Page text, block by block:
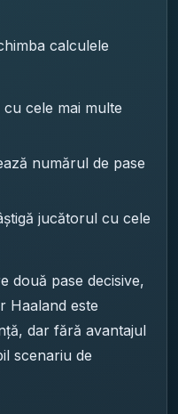
calculele
cele mai multe
numărul de pase
jucătorul cu cele
două pase decisive,
Haaland este
dar fără avantajul
scenariu de